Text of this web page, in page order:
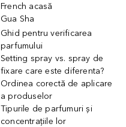
French acasă
Gua Sha
Ghid pentru verificarea
parfumului
Setting spray vs. spray de
fixare care este diferenta?
Ordinea corectă de aplicare
a produselor
Tipurile de parfumuri și
concentrațiile lor